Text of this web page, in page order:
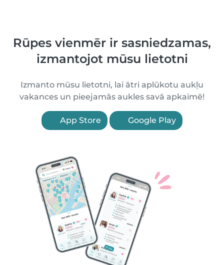
Rūpes vienmēr ir sasniedzamas,
izmantojot mūsu lietotni
Izmanto mūsu lietotni, lai ātri aplūkotu aukļu
vakances un pieejamās aukles savā apkaimē!
App Store Google Play